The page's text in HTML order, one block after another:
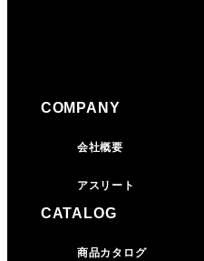
COMPANY
会社概要
アスリート
CATALOG
商品カタログ